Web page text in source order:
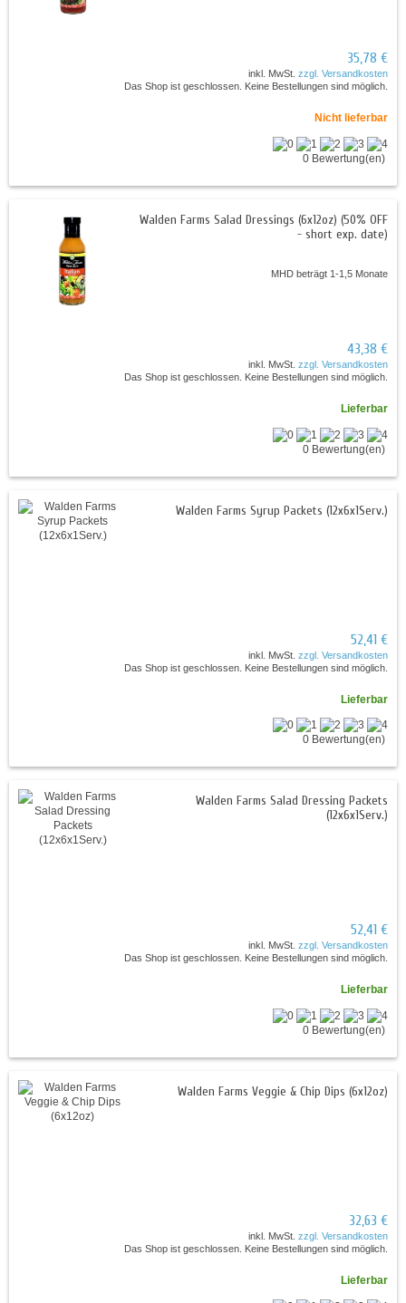
35,78 €
inkl. MwSt. zzgl. Versandkosten
Das Shop ist geschlossen. Keine Bestellungen sind möglich.
Nicht lieferbar
0 Bewertung(en)
Walden Farms Salad Dressings (6x12oz) (50% OFF
- short exp. date)
MHD beträgt 1-1,5 Monate
43,38 €
inkl. MwSt. zzgl. Versandkosten
Das Shop ist geschlossen. Keine Bestellungen sind möglich.
Lieferbar
0 Bewertung(en)
Walden Farms Syrup Packets (12x6x1Serv.)
52,41 €
inkl. MwSt. zzgl. Versandkosten
Das Shop ist geschlossen. Keine Bestellungen sind möglich.
Lieferbar
0 Bewertung(en)
Walden Farms Salad Dressing Packets
(12x6x1Serv.)
52,41 €
inkl. MwSt. zzgl. Versandkosten
Das Shop ist geschlossen. Keine Bestellungen sind möglich.
Lieferbar
0 Bewertung(en)
Walden Farms Veggie & Chip Dips (6x12oz)
32,63 €
inkl. MwSt. zzgl. Versandkosten
Das Shop ist geschlossen. Keine Bestellungen sind möglich.
Lieferbar